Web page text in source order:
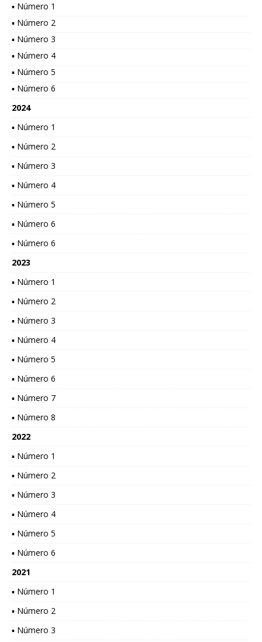
▪ Número 1
▪ Número 2
▪ Número 3
▪ Número 4
▪ Número 5
▪ Número 6
2024
▪ Número 1
▪ Número 2
▪ Número 3
▪ Número 4
▪ Número 5
▪ Número 6
▪ Número 6
2023
▪ Número 1
▪ Número 2
▪ Número 3
▪ Número 4
▪ Número 5
▪ Número 6
▪ Número 7
▪ Número 8
2022
▪ Número 1
▪ Número 2
▪ Número 3
▪ Número 4
▪ Número 5
▪ Número 6
2021
▪ Número 1
▪ Número 2
▪ Número 3